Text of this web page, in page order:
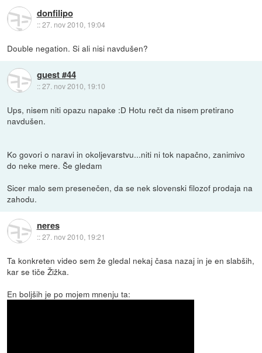
donfilipo
::27. nov 2010, 19:04
Double negation. Si ali nisi navdušen?
guest #44
::27. nov 2010, 19:10
Ups, nisem niti opazu napake :D Hotu rečt da nisem pretirano
navdušen.
Ko govori o naravi in okoljevarstvu...niti ni tok napačno, zanimivo
do neke mere. Še gledam
Sicer malo sem presenečen, da se nek slovenski filozof prodaja na
zahodu.
neres
::27. nov 2010, 19:21
Ta konkreten video sem že gledal nekaj časa nazaj in je en slabših,
kar se tiče Žižka.
En boljših je po mojem mnenju ta: